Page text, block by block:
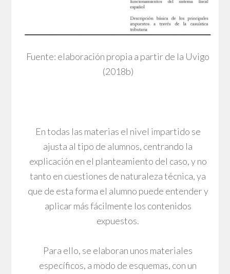
Fuente: elaboración propia a partir de la Uvigo
(2018b)
En todas las materias el nivel impartido se
ajusta al tipo de alumnos, centrando la
explicación en el planteamiento del caso, y no
tanto en cuestiones de naturaleza técnica, ya
que de esta forma el alumno puede entender y
aplicar más fácilmente los contenidos
expuestos.
Para ello, se elaboran unos materiales
específicos, a modo de esquemas, con un